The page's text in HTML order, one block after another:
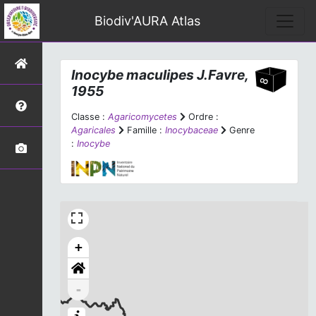
Biodiv'AURA Atlas
Inocybe maculipes J.Favre,
1955
Classe : Agaricomycetes
Ordre :
Agaricales
Famille : Inocybaceae
Genre
: Inocybe
+
-